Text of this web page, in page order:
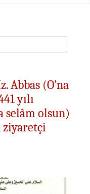
Abbas (O’na
yılı
selâm olsun)